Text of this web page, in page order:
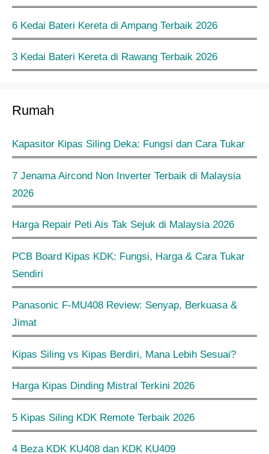
6 Kedai Bateri Kereta di Ampang Terbaik 2026
3 Kedai Bateri Kereta di Rawang Terbaik 2026
Rumah
Kapasitor Kipas Siling Deka: Fungsi dan Cara Tukar
7 Jenama Aircond Non Inverter Terbaik di Malaysia
2026
Harga Repair Peti Ais Tak Sejuk di Malaysia 2026
PCB Board Kipas KDK: Fungsi, Harga & Cara Tukar
Sendiri
Panasonic F-MU408 Review: Senyap, Berkuasa &
Jimat
Kipas Siling vs Kipas Berdiri, Mana Lebih Sesuai?
Harga Kipas Dinding Mistral Terkini 2026
5 Kipas Siling KDK Remote Terbaik 2026
4 Beza KDK KU408 dan KDK KU409